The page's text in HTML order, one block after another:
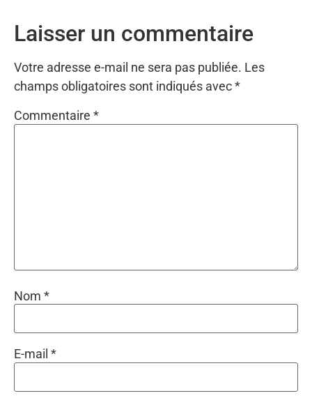
Laisser un commentaire
Votre adresse e-mail ne sera pas publiée. Les
champs obligatoires sont indiqués avec*
Commentaire *
Nom *
E-mail *